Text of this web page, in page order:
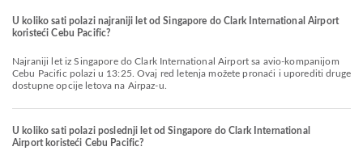
U koliko sati polazi najraniji let od Singapore do Clark International Airport
koristeći Cebu Pacific?
Najraniji let iz Singapore do Clark International Airport sa avio-kompanijom
Cebu Pacific polazi u 13:25. Ovaj red letenja možete pronaći i uporediti druge
dostupne opcije letova na Airpaz-u.
U koliko sati polazi poslednji let od Singapore do Clark International
Airport koristeći Cebu Pacific?